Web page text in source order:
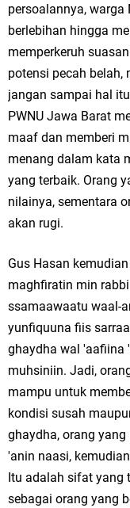
persoalannya, warga
berlebihan hingga
memperkeruh
potensi pecah
jangan sampai hal
PWNU Jawa Barat
maaf dan memberi
menang dalam kata
yang terbaik. Orang
nilainya, sementara
akan rugi.
Gus Hasan
maghfiratin min
ssamaawaatu waal-
yunfiquuna fiis
ghaydha wal 'aafiina
muhsiniin. Jadi,
mampu untuk
kondisi susah
ghaydha, orang
'anin naasi,
Itu adalah sifat yang
sebagai orang yang